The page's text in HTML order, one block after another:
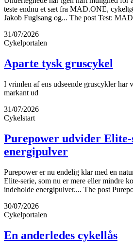
teste endnu et sæt fra MAD.ONE,
Jakob Fuglsang og... The post Test:
31/07/2026
Cykelportalen
Aparte tysk gruscykel
I vrimlen af ens udseende gruscykler har
markant ud
31/07/2026
Cykelstart
Purepower udvider Elite-
energipulver
Purepower er nu endelig klar med en
Elite-serie, som nu er mere eller mindre
indeholde energipulver.... The post
30/07/2026
Cykelportalen
En anderledes cykellås